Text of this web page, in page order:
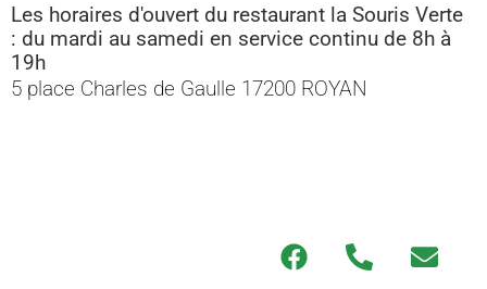
Les horaires d'ouvert du restaurant la Souris Verte
: du mardi au samedi en service continu de 8h à
19h
5 place Charles de Gaulle 17200 ROYAN